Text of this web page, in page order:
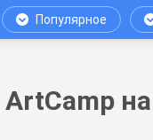
Популярное